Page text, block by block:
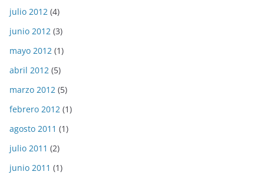
julio 2012 (4)
junio 2012 (3)
mayo 2012 (1)
abril 2012 (5)
marzo 2012 (5)
febrero 2012 (1)
agosto 2011 (1)
julio 2011 (2)
junio 2011 (1)